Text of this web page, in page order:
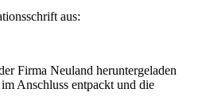
aus:
Firma Neuland heruntergeladen
Anschluss entpackt und die